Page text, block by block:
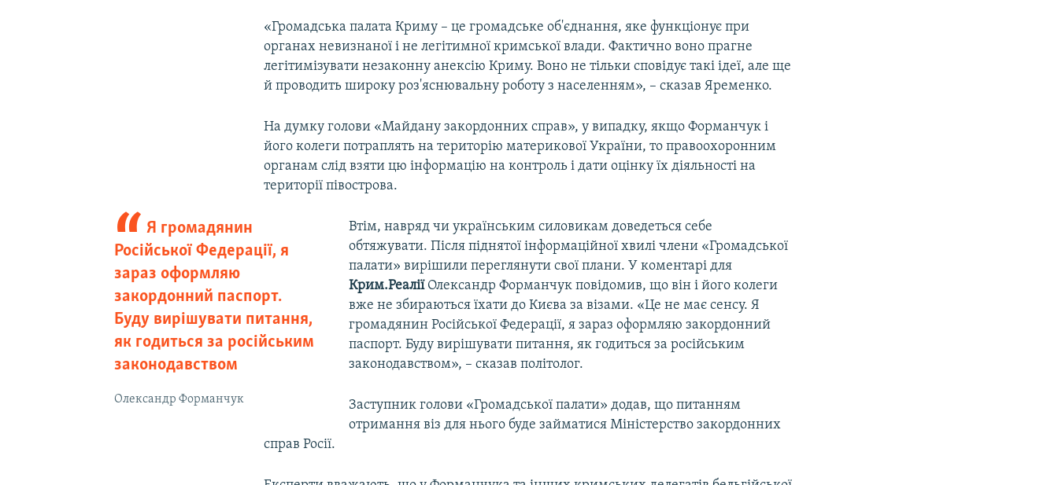
«Громадська палата Криму – це громадське об'єднання, яке функціонує при
органах невизнаної і не легітимної кримської влади. Фактично воно прагне
легітимізувати незаконну анексію Криму. Воно не тільки сповідує такі ідеї, але ще
й проводить широку роз'яснювальну роботу з населенням», – сказав Яременко.
На думку голови «Майдану закордонних справ», у випадку, якщо Форманчук і
його колеги потраплять на територію материкової України, то правоохоронним
органам слід взяти цю інформацію на контроль і дати оцінку їх діяльності на
території півострова.
Я громадянин
Російської Федерації, я
зараз оформляю
закордонний паспорт.
Буду вирішувати питання,
як годиться за російським
законодавством
Олександр Форманчук
Втім, навряд чи українським силовикам доведеться себе
обтяжувати. Після піднятої інформаційної хвилі члени «Громадської
палати» вирішили переглянути свої плани. У коментарі для
Крим.РеаліїОлександр Форманчук повідомив, що він і його колеги
вже не збираються їхати до Києва за візами. «Це не має сенсу. Я
громадянин Російської Федерації, я зараз оформляю закордонний
паспорт. Буду вирішувати питання, як годиться за російським
законодавством», – сказав політолог.
Заступник голови «Громадської палати» додав, що питанням
отримання віз для нього буде займатися Міністерство закордонних
справ Росії.